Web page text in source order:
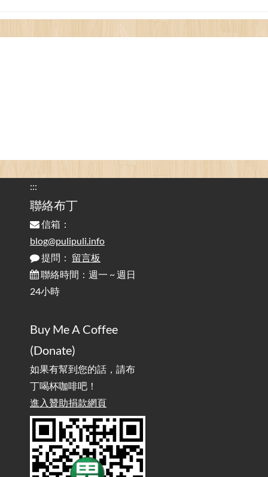
的問題 / Are You Tired of Looking at the Computer? Pay More
實作相容OpenAI API，但背後不是OpenAI的API服
務 / Implementing OpenAI API-Compatible Services, But Not
Powered by OpenAI
雜談：生活小技巧之用魔鬼氈避免機車鑰匙脫落吧
/ Talk: Use Velcro to Prevent Your Motorcycle Key From Falling
Home Is More Than Just an Ad Blocker
:::
聯絡布丁
信箱：
blog@pulipuli.info
提問： 留言板
聯絡時間：週一 ~ 週日
24小時
Buy Me A Coffee
(Donate)
如果有幫到您的話，請布
丁喝杯咖啡吧！
進入贊助捐款網頁